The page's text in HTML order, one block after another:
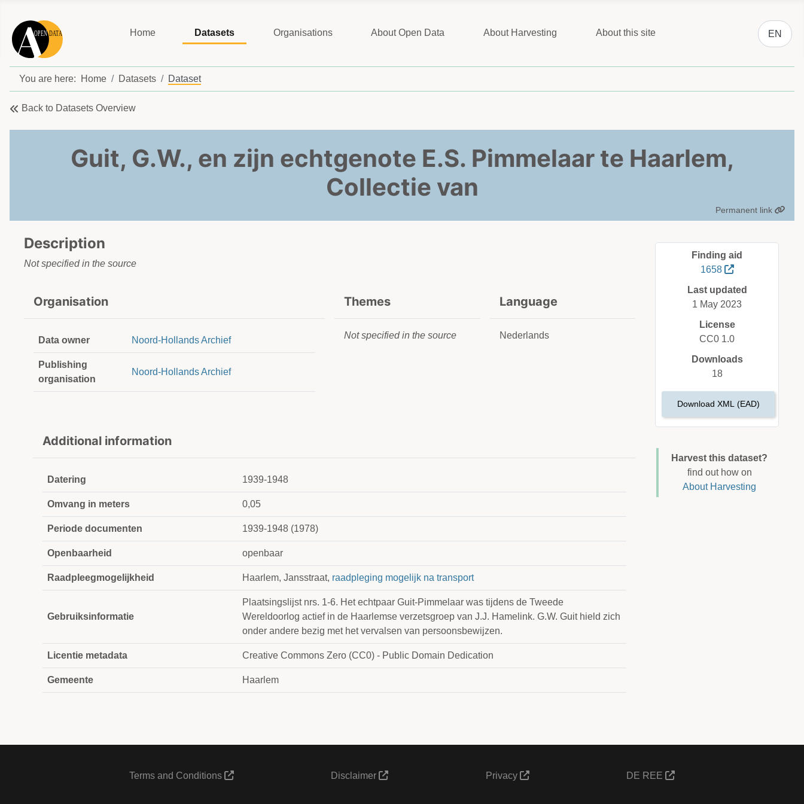
Home Datasets Organisations About Open Data About Harvesting About this site
Select
EN
You are here: Home Datasets Dataset
Back to Datasets Overview
Guit, G.W., en zijn echtgenote E.S. Pimmelaar te Haarlem,
Collectie van
Permanent link
Description
Not specified in the source
Organisation
Data owner Noord-Hollands Archief
Publishing
organisation
Noord-Hollands Archief
Themes
Not specified in the source
Language
Nederlands
Additional information
Datering 1939-1948
Omvang in meters 0,05
Periode documenten 1939-1948 (1978)
Openbaarheid openbaar
Raadpleegmogelijkheid Haarlem, Jansstraat, raadpleging mogelijk na transport
Gebruiksinformatie
Plaatsingslijst nrs. 1-6. Het echtpaar Guit-Pimmelaar was tijdens de Tweede
Wereldoorlog actief in de Haarlemse verzetsgroep van J.J. Hamelink. G.W. Guit hield zich
onder andere bezig met het vervalsen van persoonsbewijzen.
Licentie metadata Creative Commons Zero (CC0) - Public Domain Dedication
Gemeente Haarlem
Finding aid
1658
Last updated
1 May 2023
License
CC0 1.0
Downloads
18
Download XML (EAD)
Harvest this dataset?
find out how on
About Harvesting
Terms and Conditions Disclaimer Privacy DE REE